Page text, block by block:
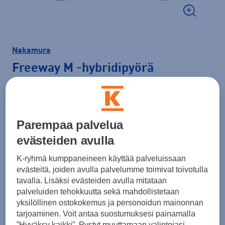
Nakamura
Freeway M -hybridipyörä
50
Runkokoon valinta
Parempaa palvelua
evästeiden avulla
K-ryhmä kumppaneineen käyttää palveluissaan
evästeitä, joiden avulla palvelumme toimivat toivotulla
tavalla. Lisäksi evästeiden avulla mitataan
palveluiden tehokkuutta sekä mahdollistetaan
yksilöllinen ostokokemus ja personoidun mainonnan
tarjoaminen. Voit antaa suostumuksesi painamalla